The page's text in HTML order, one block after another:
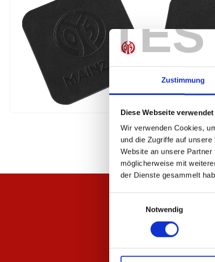
Zustimmung
Diese Webseite
Wir verwenden Cookies,
und die Zugriffe auf
Website an unsere
möglicherweise mit
der Dienste gesammelt
Notwendig